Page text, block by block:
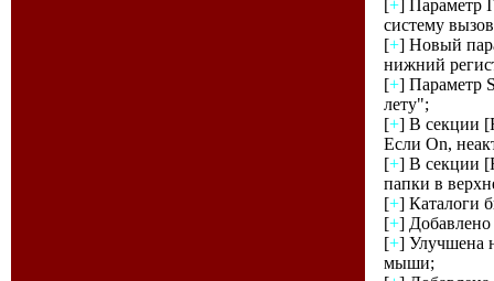
[+] Параметр
систему
[+] Новый
нижний
[+] Параметр
лету";
[+] В секции
Если On,
[+] В секции
папки в
[+] Каталоги
[+]
[+] Улучшена
мыши;